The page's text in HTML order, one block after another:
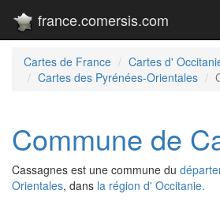
france.comersis.com
Cartes de France
Cartes d'
Cartes des Pyrénées-Orientales
Commune de
Cassagnes est une commune du
Orientales, dans la région d' Occitanie.